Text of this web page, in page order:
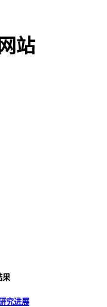
站
果
究进展